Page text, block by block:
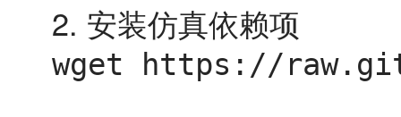
2. 安装仿真依赖项
wget https://